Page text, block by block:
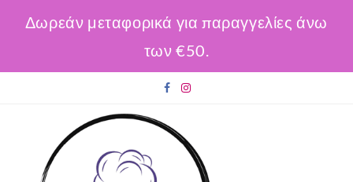
Δωρεάν μεταφορικά για παραγγελίες άνω
των €50.